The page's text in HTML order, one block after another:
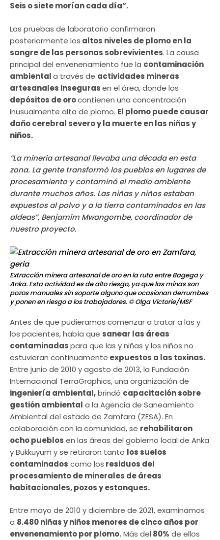
Seis o siete morían cada día”.
Las pruebas de laboratorio confirmaron
posteriormente los altos niveles de plomo en la
sangre de las personas sobrevivientes. La causa
principal del envenenamiento fue la contaminación
ambientala través de actividades mineras
artesanales insegurasen el área, donde los
depósitos de orocontienen una concentración
inusualmente alta de plomo. El plomo puede causar
daño cerebral severo y la muerte en las niñas y
niños.
“La minería artesanal llevaba una década en esta
zona. La gente transformó los pueblos en lugares de
procesamiento y contaminó el medio ambiente
durante muchos años. Las niñas y niños estaban
expuestos al polvo y a la tierra contaminados en las
aldeas”, Benjamim Mwangombe, coordinador de
nuestro proyecto.
Extracción minera artesanal de oro en la ruta entre Bagega y
Anka. Esta actividad es de alto riesgo, ya que las minas son
pozos manuales sin soporte alguno que ocasionan derrumbes
y ponen en riesgo a los trabajadores. © Olga Victorie/MSF
Antes de que pudieramos comenzar a tratar a las y
los pacientes, había que sanear las áreas
contaminadaspara que las y niñas y los niños no
estuvieran continuamente expuestos a las toxinas.
Entre junio de 2010 y agosto de 2013, la Fundación
Internacional TerraGraphics, una organización de
ingeniería ambiental,brindó capacitación sobre
gestión ambiental a la Agencia de Saneamiento
Ambiental del estado de Zamfara (ZESA). En
colaboración con la comunidad, se rehabilitaron
ocho pueblos en las áreas del gobierno local de Anka
y Bukkuyum y se retiraron tanto los suelos
contaminados como los residuos del
procesamiento de minerales de áreas
habitacionales, pozos y estanques.
Entre mayo de 2010 y diciembre de 2021, examinamos
a 8.480 niñas y niños menores de cinco años por
envenenamiento por plomo.Más del 80% de ellos